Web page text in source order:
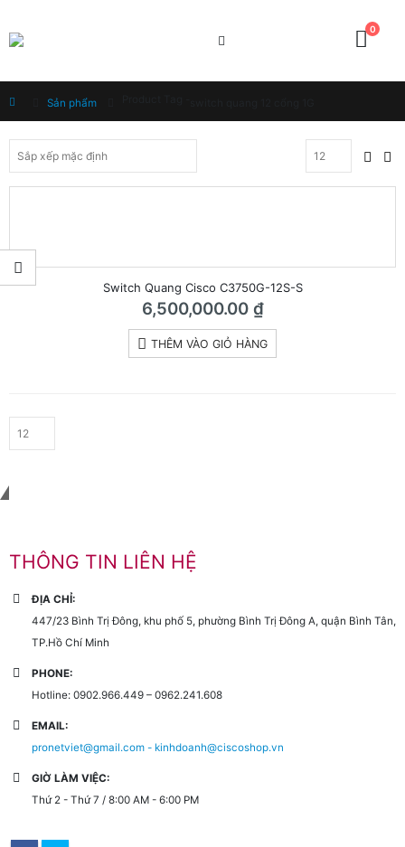
0
Home
Sản phẩm
Switch Quang Cisco C3750G-12S-S
6,500,000.00 ₫
THÊM VÀO GIỎ HÀNG
THÔNG TIN LIÊN HỆ
ĐỊA CHỈ:
447/23 Bình Trị Đông, khu phố 5, phường Bình Trị Đông A, quận Bình Tân,
TP.Hồ Chí Minh
PHONE:
Hotline: 0902.966.449 – 0962.241.608
EMAIL:
pronetviet@gmail.com - kinhdoanh@ciscoshop.vn
GIỜ LÀM VIỆC:
Thứ 2 - Thứ 7 / 8:00 AM - 6:00 PM